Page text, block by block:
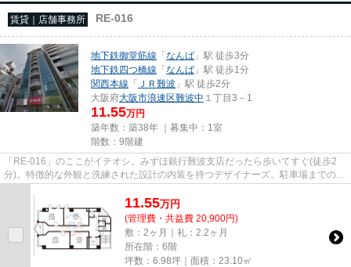
賃貸｜店舗事務所 RE-016
地下鉄御堂筋線 「なんば 」駅 徒歩3分
地下鉄四つ橋線 「なんば 」駅 徒歩1分
関西本線 「 ＪＲ難波 」駅 徒歩2分
大阪府大阪市浪速区難波中 １丁目3－1
11.55万円
築年数：築38年 ｜募集中： 1室
階数：9階建
「RE-016」のここがイチオシ。みずほ銀行難波支店だったら歩いてすぐ(徒歩2
分)。特徴的な外観と洗練された設計の内装を持つデザイナーズ。駐車場までの距
離は200mです。クレジットカー...
11.55万円
(管理費・共益費 20,900円)
敷：2ヶ月｜礼：2.2ヶ月
所在階：6階
坪数：6.98坪｜面積：23.10㎡